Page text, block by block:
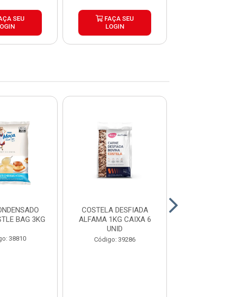
SEU
FAÇA SEU
LOGIN
BAG 3KG
38810
COSTELA DESFIADA
ALFAMA 1KG CAIXA 6
UNID
Código: 39286